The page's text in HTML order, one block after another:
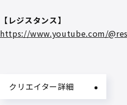
【レジスタンス】
https://www.youtube.com/
クリエイター詳細